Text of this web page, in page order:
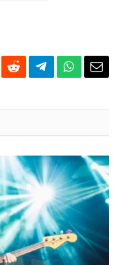
RedditTelegramWhatsApp
Email